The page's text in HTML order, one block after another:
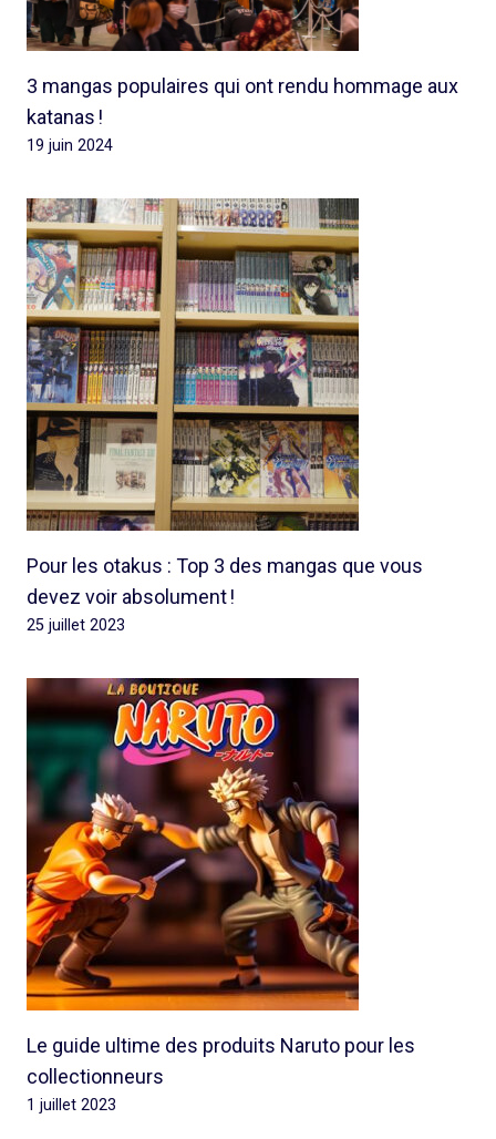
3 mangas populaires qui ont rendu hommage aux
katanas !
19 juin 2024
Pour les otakus : Top 3 des mangas que vous
devez voir absolument !
25 juillet 2023
Le guide ultime des produits Naruto pour les
collectionneurs
1 juillet 2023